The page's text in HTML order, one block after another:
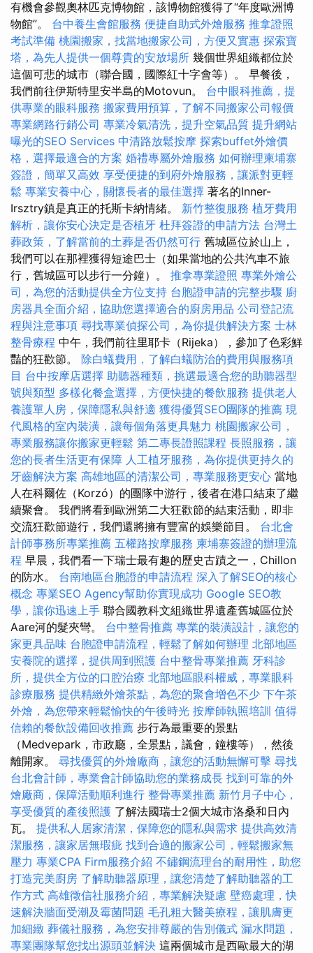
有機會參觀奧林匹克博物館，該博物館獲得了“年度歐洲博
物館”。 台中養生會館服務 便捷自助式外燴服務 推拿證照
考試準備 桃園搬家，找當地搬家公司，方便又實惠 探索寶
塔，為先人提供一個尊貴的安放場所 幾個世界組織都位於
這個可悲的城市（聯合國，國際紅十字會等）。 早餐後，
我們前往伊斯特里安半島的Motovun。 台中眼科推薦，提
供專業的眼科服務 搬家費用預算，了解不同搬家公司報價
專業網路行銷公司 專業冷氣清洗，提升空氣品質 提升網站
曝光的SEO Services 中清路放鬆按摩 探索buffet外燴價
格，選擇最適合的方案 婚禮專屬外燴服務 如何辦理柬埔寨
簽證，簡單又高效 享受便捷的到府外燴服務，讓派對更輕
鬆 專業安養中心，關懷長者的最佳選擇 著名的Inner-
Irsztry鎮是真正的托斯卡納情緒。 新竹整復服務 植牙費用
解析，讓你安心決定是否植牙 杜拜簽證的申請方法 台灣土
葬政策，了解當前的土葬是否仍然可行 舊城區位於山上，
我們可以在那裡獲得短途巴士（如果當地的公共汽車不旅
行，舊城區可以步行一分鐘）。 推拿專業證照 專業外燴公
司，為您的活動提供全方位支持 台胞證申請的完整步驟 廚
房器具全面介紹，協助您選擇適合的廚房用品 公司登記流
程與注意事項 尋找專業偵探公司，為你提供解決方案 士林
整骨療程 中午，我們前往里耶卡（Rijeka），參加了色彩鮮
豔的狂歡節。 除白蟻費用，了解白蟻防治的費用與服務項
目 台中按摩店選擇 助聽器種類，挑選最適合您的助聽器型
號與類型 多樣化餐盒選擇，方便快捷的餐飲服務 提供老人
養護單人房，保障隱私與舒適 獲得優質SEO團隊的推薦 現
代風格的室內裝潢，讓每個角落更具魅力 桃園搬家公司，
專業服務讓你搬家更輕鬆 第二專長證照課程 長照服務，讓
您的長者生活更有保障 人工植牙服務，為你提供更持久的
牙齒解決方案 高雄地區的清潔公司，專業服務更安心 當地
人在科爾佐（Korzó）的團隊中游行，後者在港口結束了繼
續聚會。 我們將看到歐洲第二大狂歡節的結束活動，即非
交流狂歡節遊行，我們還將擁有豐富的娛樂節目。 台北會
計師事務所專業推薦 五權路按摩服務 柬埔寨簽證的辦理流
程 早晨，我們看一下瑞士最有趣的歷史古蹟之一，Chillon
的防水。 台南地區台胞證的申請流程 深入了解SEO的核心
概念 專業SEO Agency幫助你實現成功 Google SEO教
學，讓你迅速上手 聯合國教科文組織世界遺產舊城區位於
Aare河的髮夾彎。 台中整骨推薦 專業的裝潢設計，讓您的
家更具品味 台胞證申請流程，輕鬆了解如何辦理 北部地區
安養院的選擇，提供周到照護 台中整骨專業推薦 牙科診
所，提供全方位的口腔治療 北部地區眼科權威，專業眼科
診療服務 提供精緻外燴茶點，為您的聚會增色不少 下午茶
外燴，為您帶來輕鬆愉快的午後時光 按摩師執照培訓 值得
信賴的餐飲設備回收推薦 步行為最重要的景點
（Medvepark，市政廳，全景點，議會，鐘樓等），然後
離開家。 尋找優質的外燴廠商，讓您的活動無懈可擊 尋找
台北會計師，專業會計師協助您的業務成長 找到可靠的外
燴廠商，保障活動順利進行 整骨專業推薦 新竹月子中心，
享受優質的產後照護 了解法國瑞士2個大城市洛桑和日內
瓦。 提供私人居家清潔，保障您的隱私與需求 提供高效清
潔服務，讓家居無瑕疵 找到合適的搬家公司，輕鬆搬家無
壓力 專業CPA Firm服務介紹 不鏽鋼流理台的耐用性，助您
打造完美廚房 了解助聽器原理，讓您清楚了解助聽器的工
作方式 高雄徵信社服務介紹，專業解決疑慮 壁癌處理，快
速解決牆面受潮及霉菌問題 毛孔粗大醫美療程，讓肌膚更
加細緻 葬儀社服務，為您安排尊嚴的告別儀式 漏水問題，
專業團隊幫您找出源頭並解決 這兩個城市是西歐最大的湖